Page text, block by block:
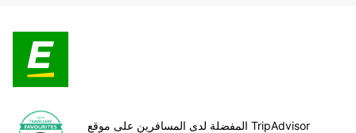
المفضلة لدى المسافرين على موقع TripAdvisor